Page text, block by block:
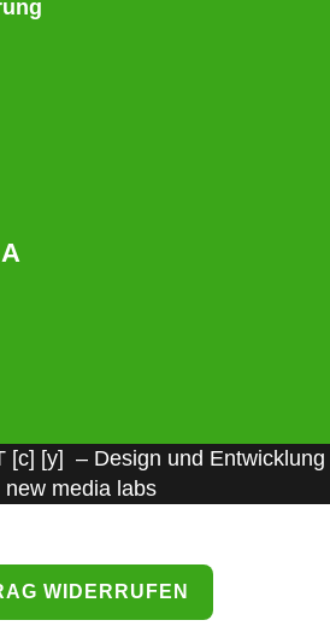
[c] [y] – Design und Entwicklung
new media labs
WIDERRUFEN